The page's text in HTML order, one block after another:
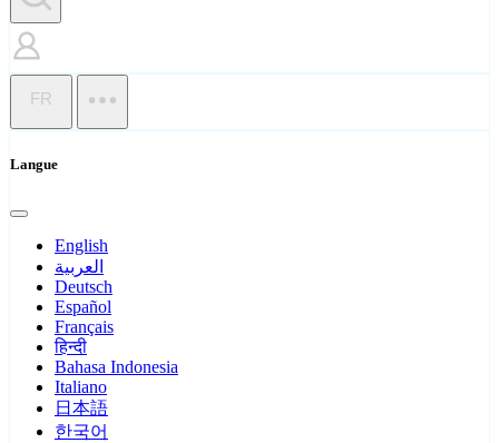
FR
Langue
English
العربية
Deutsch
Español
Français
हिन्दी
Bahasa Indonesia
Italiano
日本語
한국어